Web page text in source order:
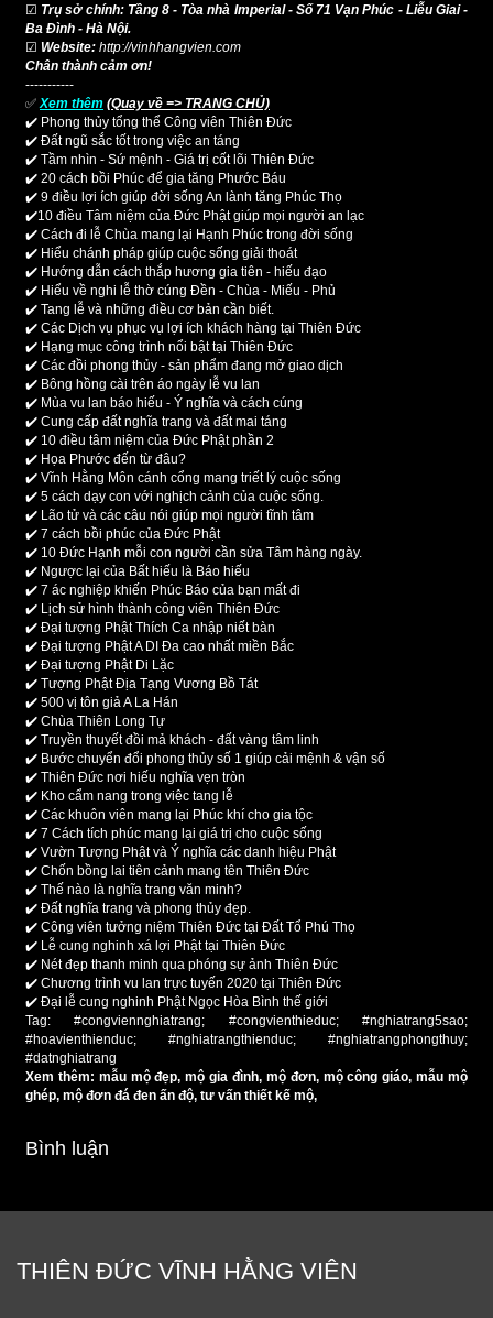
☑ Trụ sở chính: Tầng 8 - Tòa nhà Imperial - Số 71 Vạn Phúc - Liễu Giai -
Ba Đình - Hà Nội.
☑ Website: http://vinhhangvien.com
Chân thành cảm ơn!
-----------
✅ Xem thêm (Quay về => TRANG CHỦ)
✔️ Phong thủy tổng thể Công viên Thiên Đức
✔️ Đất ngũ sắc tốt trong việc an táng
✔️ Tầm nhìn - Sứ mệnh - Giá trị cốt lõi Thiên Đức
✔️ 20 cách bồi Phúc để gia tăng Phước Báu
✔️ 9 điều lợi ích giúp đời sống An lành tăng Phúc Thọ
✔️10 điều Tâm niệm của Đức Phật giúp mọi người an lạc
✔️ Cách đi lễ Chùa mang lại Hạnh Phúc trong đời sống
✔️ Hiểu chánh pháp giúp cuộc sống giải thoát
✔️ Hướng dẫn cách thắp hương gia tiên - hiếu đạo
✔️ Hiểu về nghi lễ thờ cúng Đền - Chùa - Miếu - Phủ
✔️ Tang lễ và những điều cơ bản cần biết.
✔️ Các Dịch vụ phục vụ lợi ích khách hàng tại Thiên Đức
✔️ Hạng mục công trình nổi bật tại Thiên Đức
✔️ Các đồi phong thủy - sản phẩm đang mở giao dịch
✔️ Bông hồng cài trên áo ngày lễ vu lan
✔️ Mùa vu lan báo hiếu - Ý nghĩa và cách cúng
✔️ Cung cấp đất nghĩa trang và đất mai táng
✔️ 10 điều tâm niệm của Đức Phật phần 2
✔️ Họa Phước đến từ đâu?
✔️ Vĩnh Hằng Môn cánh cổng mang triết lý cuộc sống
✔️ 5 cách dạy con với nghịch cảnh của cuộc sống.
✔️ Lão tử và các câu nói giúp mọi người tĩnh tâm
✔️ 7 cách bồi phúc của Đức Phật
✔️ 10 Đức Hạnh mỗi con người cần sửa Tâm hàng ngày.
✔️ Ngược lại của Bất hiếu là Báo hiếu
✔️ 7 ác nghiệp khiến Phúc Báo của bạn mất đi
✔️ Lịch sử hình thành công viên Thiên Đức
✔️ Đại tượng Phật Thích Ca nhập niết bàn
✔️ Đại tượng Phật A DI Đa cao nhất miền Bắc
✔️ Đại tượng Phật Di Lặc
✔️ Tượng Phật Địa Tạng Vương Bồ Tát
✔️ 500 vị tôn giả A La Hán
✔️ Chùa Thiên Long Tự
✔️ Truyền thuyết đồi mả khách - đất vàng tâm linh
✔️ Bước chuyển đổi phong thủy số 1 giúp cải mệnh & vận số
✔️ Thiên Đức nơi hiếu nghĩa vẹn tròn
✔️ Kho cẩm nang trong việc tang lễ
✔️ Các khuôn viên mang lại Phúc khí cho gia tộc
✔️ 7 Cách tích phúc mang lại giá trị cho cuộc sống
✔️ Vườn Tượng Phật và Ý nghĩa các danh hiệu Phật
✔️ Chốn bồng lai tiên cảnh mang tên Thiên Đức
✔️ Thế nào là nghĩa trang văn minh?
✔️ Đất nghĩa trang và phong thủy đẹp.
✔️ Công viên tưởng niệm Thiên Đức tại Đất Tổ Phú Thọ
✔️ Lễ cung nghinh xá lợi Phật tại Thiên Đức
✔️ Nét đẹp thanh minh qua phóng sự ảnh Thiên Đức
✔️ Chương trình vu lan trực tuyến 2020 tại Thiên Đức
✔️ Đại lễ cung nghinh Phật Ngọc Hòa Bình thế giới
Tag: #congviennghiatrang; #congvienthieduc; #nghiatrang5sao;
#hoavienthienduc; #nghiatrangthienduc; #nghiatrangphongthuy;
#datnghiatrang
Xem thêm: mẫu mộ đẹp, mộ gia đình, mộ đơn, mộ công giáo, mẫu mộ
ghép, mộ đơn đá đen ấn độ, tư vấn thiết kế mộ,
Bình luận
THIÊN ĐỨC VĨNH HẰNG VIÊN